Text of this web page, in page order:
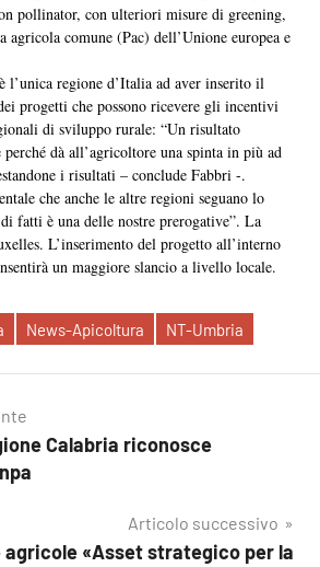
pollinator, con ulteriori misure di greening,
agricola comune (Pac) dell’Unione europea e
l’unica regione d’Italia ad aver inserito il
progetti che possono ricevere gli incentivi
di sviluppo rurale: “Un risultato
dà all’agricoltore una spinta in più ad
i risultati – conclude Fabbri -.
che anche le altre regioni seguano lo
di fatti è una delle nostre prerogative”. La
L’inserimento del progetto all’interno
un maggiore slancio a livello locale.
News-Apicoltura NT-Umbria
Calabria riconosce
Articolo successivo
agricole «Asset strategico per la